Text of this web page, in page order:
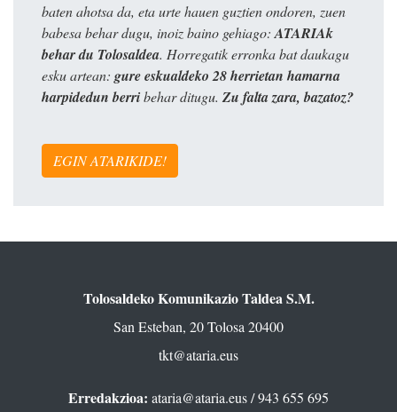
baten ahotsa da, eta urte hauen guztien ondoren, zuen
babesa behar dugu, inoiz baino gehiago: ATARIAk
behar du Tolosaldea. Horregatik erronka bat daukagu
esku artean: gure eskualdeko 28 herrietan hamarna
harpidedun berribehar ditugu. Zu falta zara, bazatoz?
EGIN ATARIKIDE!
Tolosaldeko Komunikazio Taldea S.M.
San Esteban, 20 Tolosa 20400
tkt@ataria.eus
Erredakzioa: ataria@ataria.eus/ 943 655 695